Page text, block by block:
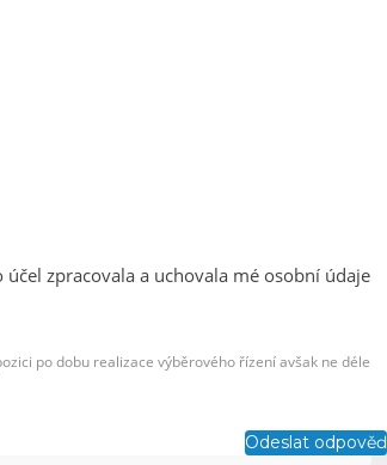
zpracovala a uchovala mé osobní údaje
po dobu realizace výběrového řízení avšak ne déle
Odeslat odpověď